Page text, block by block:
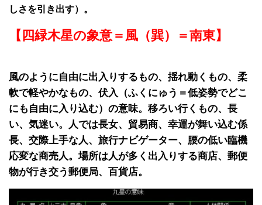
しさを引き出す）。
【四緑木星の象意＝風（巽）＝南東】
風のように自由に出入りするもの、揺れ動くもの、柔
軟で軽やかなもの、伏入（ふくにゅう＝低姿勢でどこ
にも自由に入り込む）の意味。移ろい行くもの、長
い、気迷い。人では長女、貿易商、幸運が舞い込む係
長、交際上手な人、旅行ナビゲーター、腰の低い臨機
応変な商売人。場所は人が多く出入りする商店、郵便
物が行き交う郵便局、百貨店。